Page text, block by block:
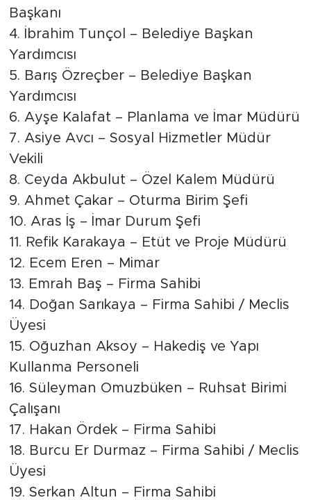
Başkanı
4. İbrahim Tunçol – Belediye Başkan
Yardımcısı
5. Barış Özreçber – Belediye Başkan
Yardımcısı
6. Ayşe Kalafat – Planlama ve İmar Müdürü
7. Asiye Avcı – Sosyal Hizmetler Müdür
Vekili
8. Ceyda Akbulut – Özel Kalem Müdürü
9. Ahmet Çakar – Oturma Birim Şefi
10. Aras İş – İmar Durum Şefi
11. Refik Karakaya – Etüt ve Proje Müdürü
12. Ecem Eren – Mimar
13. Emrah Baş – Firma Sahibi
14. Doğan Sarıkaya – Firma Sahibi / Meclis
Üyesi
15. Oğuzhan Aksoy – Hakediş ve Yapı
Kullanma Personeli
16. Süleyman Omuzbüken – Ruhsat Birimi
Çalışanı
17. Hakan Ördek – Firma Sahibi
18. Burcu Er Durmaz – Firma Sahibi / Meclis
Üyesi
19. Serkan Altun – Firma Sahibi